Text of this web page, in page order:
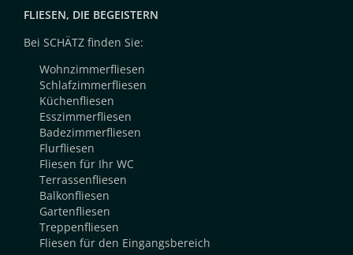
FLIESEN, DIE BEGEISTERN
Bei SCHÄTZ finden Sie:
Wohnzimmerfliesen
Schlafzimmerfliesen
Küchenfliesen
Esszimmerfliesen
Badezimmerfliesen
Flurfliesen
Fliesen für Ihr WC
Terrassenfliesen
Balkonfliesen
Gartenfliesen
Treppenfliesen
Fliesen für den Eingangsbereich